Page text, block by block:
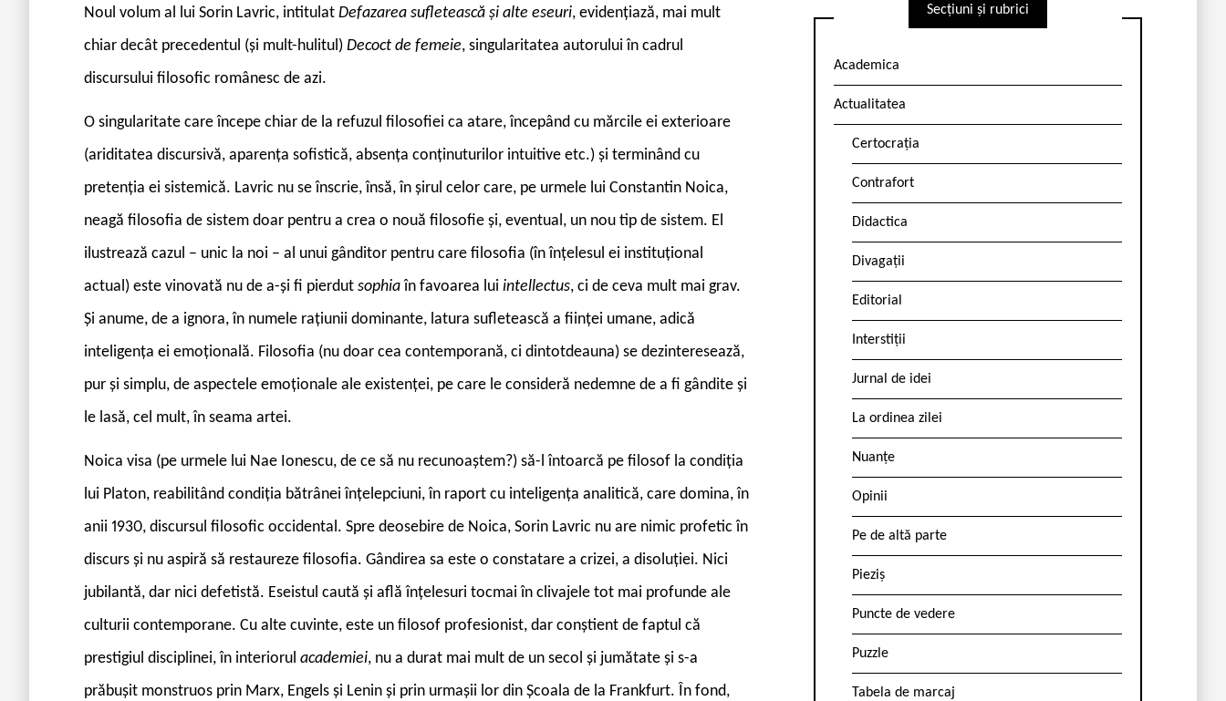
Noul volum al lui Sorin Lavric, intitulat Defazarea sufletească și alte eseuri, evidențiază, mai mult
chiar decât precedentul (și mult-hulitul) Decoct de femeie, singularitatea autorului în cadrul
discursului filosofic românesc de azi.
O singularitate care începe chiar de la refuzul filosofiei ca atare, începând cu mărcile ei exterioare
(ariditatea discursivă, aparența sofistică, absența conținuturilor intuitive etc.) și terminând cu
pretenția ei sistemică. Lavric nu se înscrie, însă, în șirul celor care, pe urmele lui Constantin Noica,
neagă filosofia de sistem doar pentru a crea o nouă filosofie și, eventual, un nou tip de sistem. El
ilustrează cazul – unic la noi – al unui gânditor pentru care filosofia (în înțelesul ei instituțional
actual) este vinovată nu de a-și fi pierdut sophiaîn favoarea lui intellectus, ci de ceva mult mai grav.
Și anume, de a ignora, în numele rațiunii dominante, latura sufletească a ființei umane, adică
inteligența ei emoțională. Filosofia (nu doar cea contemporană, ci dintotdeauna) se dezinteresează,
pur și simplu, de aspectele emoționale ale existenței, pe care le consideră nedemne de a fi gândite și
le lasă, cel mult, în seama artei.
Noica visa (pe urmele lui Nae Ionescu, de ce să nu recunoaștem?) să-l întoarcă pe filosof la condiția
lui Platon, reabilitând condiția bătrânei înțelepciuni, în raport cu inteligența analitică, care domina, în
anii 1930, discursul filosofic occidental. Spre deosebire de Noica, Sorin Lavric nu are nimic profetic în
discurs și nu aspiră să restaureze filosofia. Gândirea sa este o constatare a crizei, a disoluției. Nici
jubilantă, dar nici defetistă. Eseistul caută și află înțelesuri tocmai în clivajele tot mai profunde ale
culturii contemporane. Cu alte cuvinte, este un filosof profesionist, dar conștient de faptul că
prestigiul disciplinei, în interiorul academiei, nu a durat mai mult de un secol și jumătate și s-a
prăbușit monstruos prin Marx, Engels și Lenin și prin urmașii lor din Școala de la Frankfurt. În fond,
Secțiuni și rubrici
Academica
Actualitatea
Certocrația
Contrafort
Didactica
Divagații
Editorial
Interstiții
Jurnal de idei
La ordinea zilei
Nuanțe
Opinii
Pe de altă parte
Pieziș
Puncte de vedere
Puzzle
Tabela de marcaj